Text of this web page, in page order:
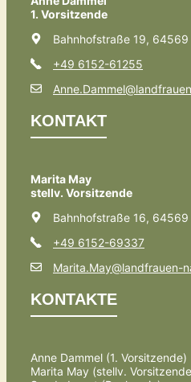
1. Vorsitzende
Bahnhofstraße 19, 64569
+49 6152-61255
KONTAKT
Marita May
stellv. Vorsitzende
Bahnhofstraße 16, 64569
+49 6152-69337
Marita.May@landfrauen-
KONTAKTE
Anne Dammel (1. Vorsitzende)
Marita May (stellv.